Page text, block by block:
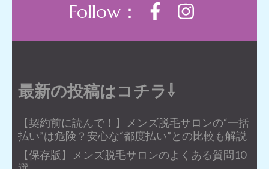
Follow：
最新の投稿はコチラ⇩
【契約前に読んで！】メンズ脱毛サロンの“一括
払い”は危険？安心な“都度払い”との比較も解説
【保存版】メンズ脱毛サロンのよくある質問10